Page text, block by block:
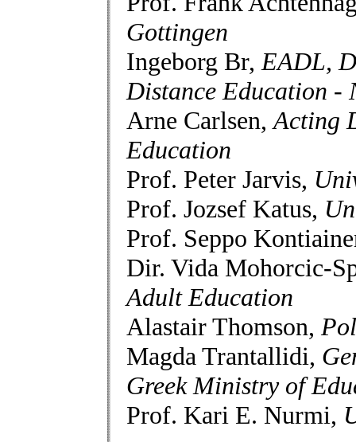
Gottingen
Ingeborg Br, EADL,
Distance Education -
Arne Carlsen, Acting
Education
Prof. Peter Jarvis,
Prof. Jozsef Katus,
Prof. Seppo
Dir. Vida Mohorcic-
Adult Education
Alastair Thomson,
Magda Trantallidi,
Greek Ministry of
Prof. Kari E. Nurmi,